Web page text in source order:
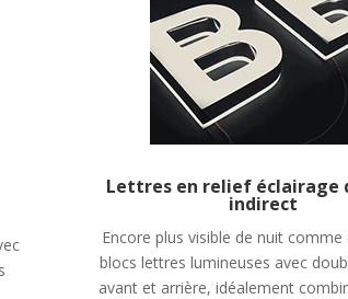
Lettres en relief éclairage
indirect
Encore plus visible de nuit comme
blocs lettres lumineuses avec
avant et arrière, idéalement